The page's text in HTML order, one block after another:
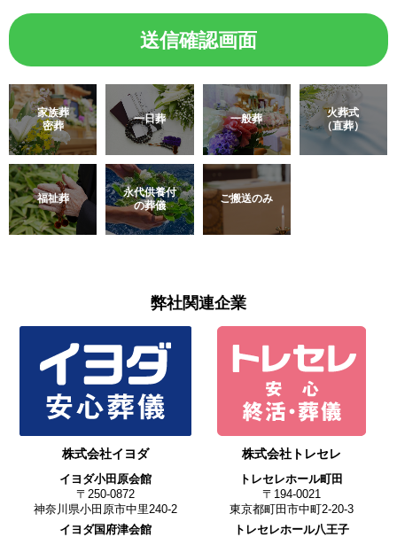
家族葬
密葬
一日葬 一般葬
火葬式
（直葬）
福祉葬
永代供養付
の葬儀
ご搬送のみ
弊社関連企業
株式会社イヨダ
イヨダ小田原会館
〒250-0872
神奈川県小田原市中里240-2
イヨダ国府津会館
株式会社トレセレ
トレセレホール町田
〒194-0021
東京都町田市中町2-20-3
トレセレホール八王子